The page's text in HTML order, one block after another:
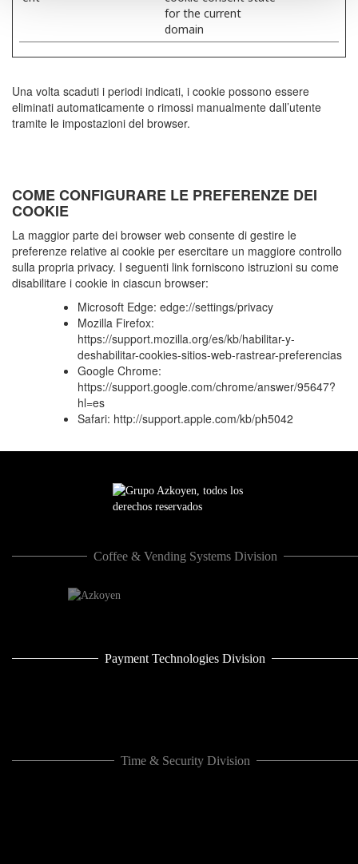
for the current
domain
Una volta scaduti i periodi indicati, i cookie possono essere
eliminati automaticamente o rimossi manualmente dall’utente
tramite le impostazioni del browser.
COME CONFIGURARE LE PREFERENZE DEI
COOKIE
La maggior parte dei browser web consente di gestire le
preferenze relative ai cookie per esercitare un maggiore controllo
sulla propria privacy. I seguenti link forniscono istruzioni su come
disabilitare i cookie in ciascun browser:
Microsoft Edge: edge://settings/privacy
Mozilla Firefox:
https://support.mozilla.org/es/kb/habilitar-y-
deshabilitar-cookies-sitios-web-rastrear-preferencias
Google Chrome:
https://support.google.com/chrome/answer/95647?
hl=es
Safari: http://support.apple.com/kb/ph5042
Coffee & Vending Systems Division
Payment Technologies Division
Time & Security Division